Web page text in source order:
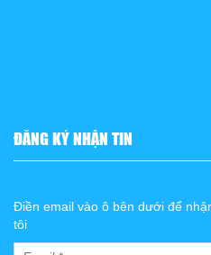
ĐĂNG KÝ NHẬN TIN
Điền email vào ô bên dưới để
tôi